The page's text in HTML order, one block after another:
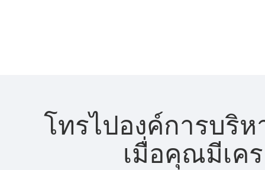
โทรไปองค์การบริห
เมื่อคุณมีเค